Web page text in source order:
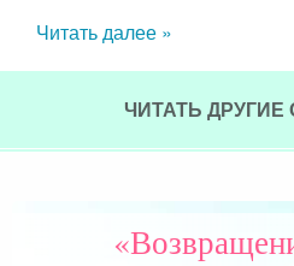
Читать далее »
ЧИТАТЬ